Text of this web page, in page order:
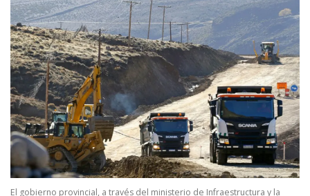
El gobierno provincial, a través del ministerio de Infraestructura y la